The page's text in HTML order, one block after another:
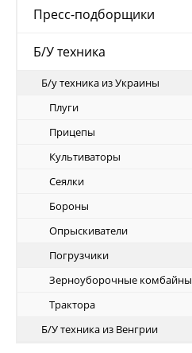
Пресс-подборщики
Б/У техника
Б/у техника из Украины
Плуги
Прицепы
Культиваторы
Сеялки
Бороны
Опрыскиватели
Погрузчики
Зерноуборочные комбайны
Трактора
Б/У техника из Венгрии